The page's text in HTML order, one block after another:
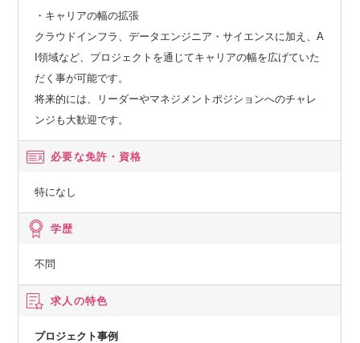
・キャリアの幅の拡張
クラウドインフラ、データエンジニア・サイエンスに加え、A
I領域など、プロジェクトを通じてキャリアの幅を広げていた
だく事が可能です。
将来的には、リーダーやマネジメントポジションへのチャレ
ンジも大歓迎です。
必要な免許・資格
特になし
学歴
不問
求人の特色
プロジェクト事例